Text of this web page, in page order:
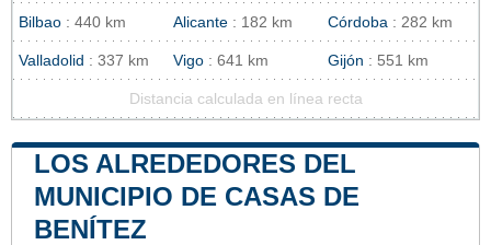
Bilbao : 440 km Alicante : 182 km Córdoba : 282 km
Valladolid : 337 km Vigo : 641 km Gijón : 551 km
Distancia calculada en línea recta
LOS ALREDEDORES DEL
MUNICIPIO DE CASAS DE
BENÍTEZ